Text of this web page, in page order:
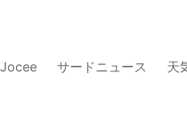
Jocee サードニュース 天